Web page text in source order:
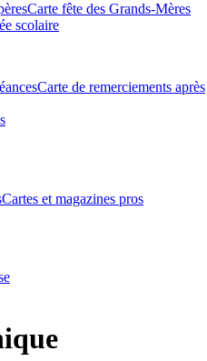
Carte fête des Grands-Mères
scolaire
Carte de remerciements après
Cartes et magazines pros